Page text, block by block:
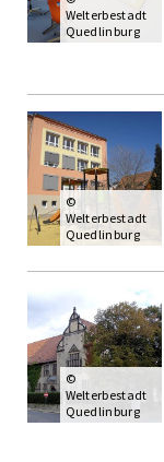
Welterbestadt
Quedlinburg
©
Welterbestadt
Quedlinburg
©
Welterbestadt
Quedlinburg